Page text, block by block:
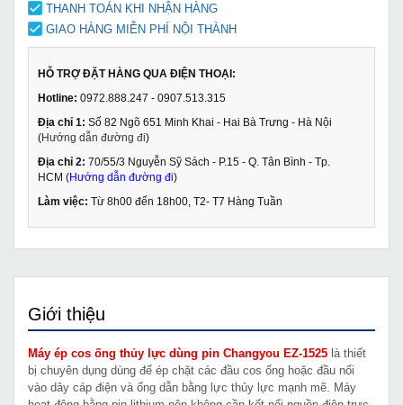
THANH TOÁN KHI NHẬN HÀNG
GIAO HÀNG MIỄN PHÍ NỘI THÀNH
HỖ TRỢ ĐẶT HÀNG QUA ĐIỆN THOẠI:
Hotline: 0972.888.247 - 0907.513.315
Địa chỉ 1: Số 82 Ngõ 651 Minh Khai - Hai Bà Trưng - Hà Nội
(Hướng dẫn đường đi)
Địa chỉ 2: 70/55/3 Nguyễn Sỹ Sách - P.15 - Q. Tân Bình - Tp.
HCM (Hướng dẫn đường đi)
Làm việc: Từ 8h00 đến 18h00, T2- T7 Hàng Tuần
Giới thiệu
Máy ép cos ống thủy lực dùng pin Changyou EZ-1525 là thiết
bị chuyên dụng dùng để ép chặt các đầu cos ống hoặc đầu nối
vào dây cáp điện và ống dẫn bằng lực thủy lực mạnh mẽ. Máy